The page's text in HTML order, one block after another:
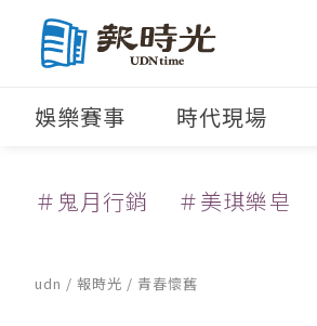
娛樂賽事 時代現場
＃鬼月行銷 ＃美琪樂皂
udn / 報時光 / 青春懷舊